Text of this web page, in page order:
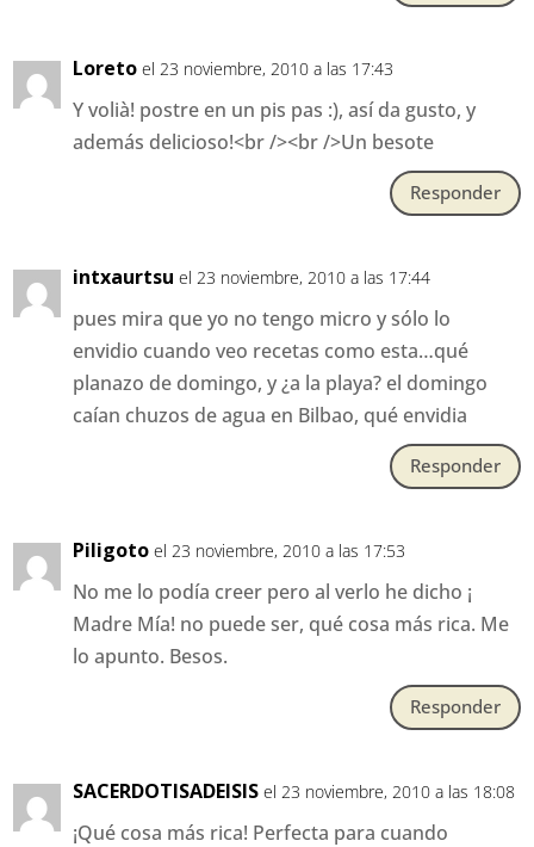
Loreto el 23 noviembre, 2010 a las 17:43
Y volià! postre en un pis pas :), así da gusto, y
además delicioso!<br /><br />Un besote
Responder
intxaurtsu el 23 noviembre, 2010 a las 17:44
pues mira que yo no tengo micro y sólo lo
envidio cuando veo recetas como esta…qué
planazo de domingo, y ¿a la playa? el domingo
caían chuzos de agua en Bilbao, qué envidia
Responder
Piligoto el 23 noviembre, 2010 a las 17:53
No me lo podía creer pero al verlo he dicho ¡
Madre Mía! no puede ser, qué cosa más rica. Me
lo apunto. Besos.
Responder
SACERDOTISADEISIS el 23 noviembre, 2010 a las 18:08
¡Qué cosa más rica! Perfecta para cuando